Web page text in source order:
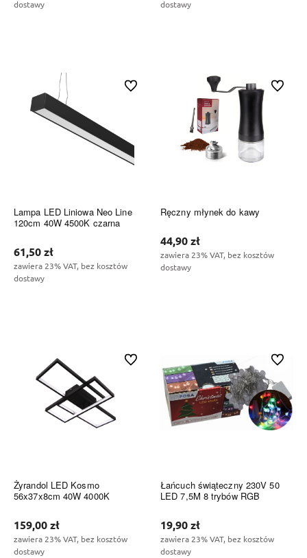
dostawy
dostawy
Lampa LED Liniowa Neo Line
120cm 40W 4500K czarna
61,50 zł
zawiera 23% VAT, bez kosztów
dostawy
Do ulubionych
Ręczny młynek do kawy
44,90 zł
zawiera 23% VAT, bez kosztów
dostawy
Do
Żyrandol LED Kosmo
56x37x8cm 40W 4000K
159,00 zł
zawiera 23% VAT, bez kosztów
dostawy
Do ulubionych
Łańcuch świąteczny 230V 50
LED 7,5M 8 trybów RGB
19,90 zł
zawiera 23% VAT, bez kosztów
dostawy
Do